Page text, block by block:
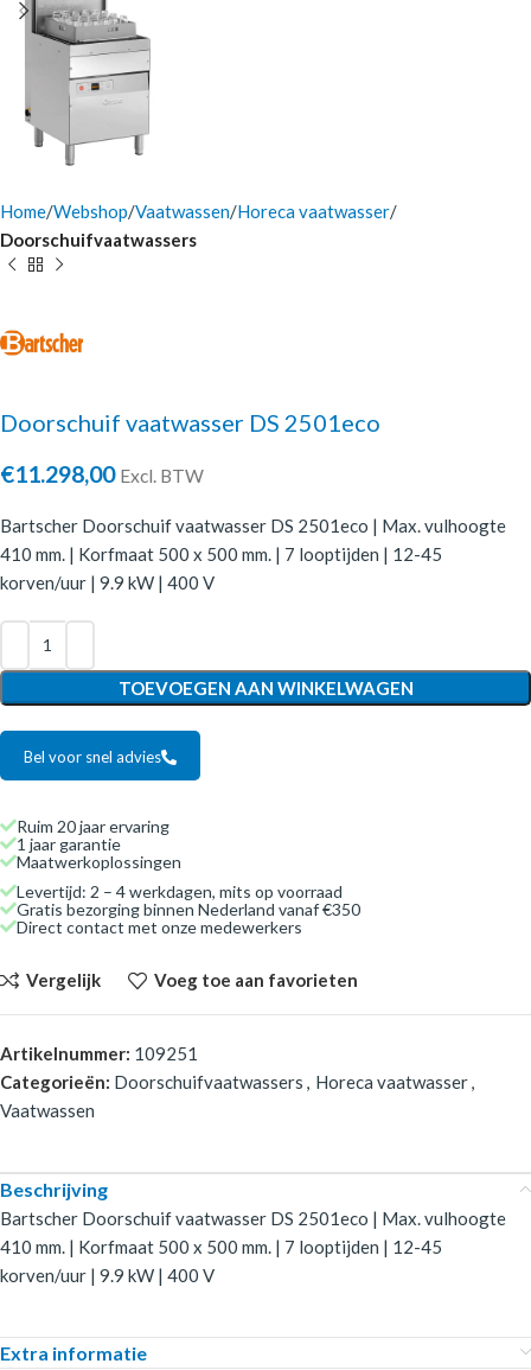
Home Webshop Vaatwassen Horeca vaatwasser
Doorschuifvaatwassers
Doorschuif vaatwasser DS 2501eco
€11.298,00 Excl. BTW
Bartscher Doorschuif vaatwasser DS 2501eco | Max. vulhoogte
410 mm. | Korfmaat 500 x 500 mm. | 7 looptijden | 12-45
korven/uur | 9.9 kW | 400 V
TOEVOEGEN AAN WINKELWAGEN
Bel voor snel advies
Ruim 20 jaar ervaring
1 jaar garantie
Maatwerkoplossingen
Levertijd: 2 – 4 werkdagen, mits op voorraad
Gratis bezorging binnen Nederland vanaf €350
Direct contact met onze medewerkers
Vergelijk Voeg toe aan favorieten
Artikelnummer: 109251
Categorieën: Doorschuifvaatwassers Horeca vaatwasser
Vaatwassen
Beschrijving
Bartscher Doorschuif vaatwasser DS 2501eco | Max. vulhoogte
410 mm. | Korfmaat 500 x 500 mm. | 7 looptijden | 12-45
korven/uur | 9.9 kW | 400 V
Extra informatie